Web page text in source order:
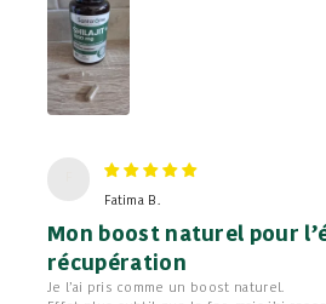
Fatima B.
Mon boost naturel pour
récupération
Je l’ai pris comme un boost naturel.